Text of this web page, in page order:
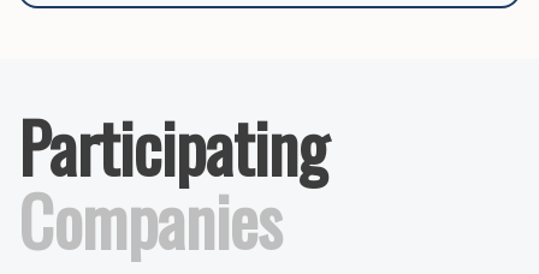
Participating
Companies